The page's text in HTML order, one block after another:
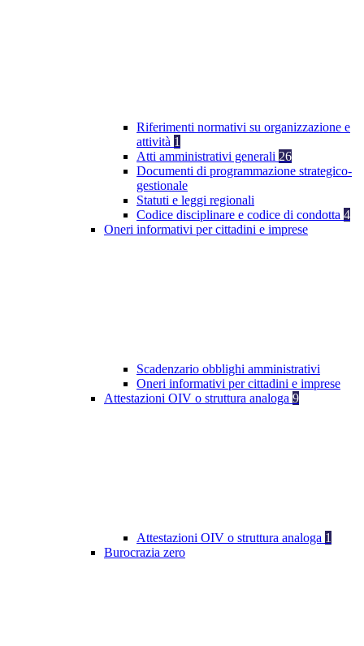
Riferimenti normativi su organizzazione e
attività 1
Atti amministrativi generali 26
Documenti di programmazione strategico-
gestionale
Statuti e leggi regionali
Codice disciplinare e codice di condotta 4
Oneri informativi per cittadini e imprese
Scadenzario obblighi amministrativi
Oneri informativi per cittadini e imprese
Attestazioni OIV o struttura analoga 9
Attestazioni OIV o struttura analoga 1
Burocrazia zero